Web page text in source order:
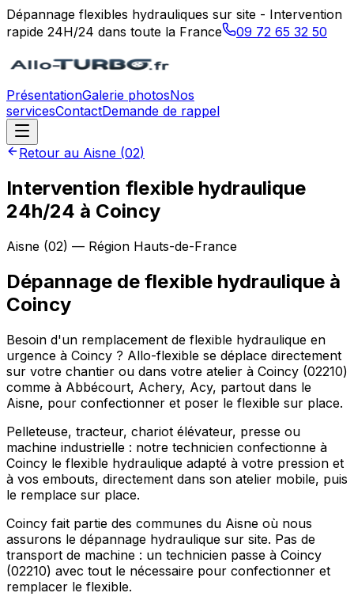
Dépannage flexibles hydrauliques sur site - Intervention
rapide 24H/24 dans toute la France
09 72 65 32 50
PrésentationGalerie photosNos
servicesContactDemande de rappel
Retour au Aisne (02)
Intervention flexible hydraulique
24h/24 à Coincy
Aisne (02) — Région Hauts-de-France
Dépannage de flexible hydraulique à
Coincy
Besoin d'un remplacement de flexible hydraulique en
urgence à Coincy ? Allo-flexible se déplace directement
sur votre chantier ou dans votre atelier à Coincy (02210)
comme à Abbécourt, Achery, Acy, partout dans le
Aisne, pour confectionner et poser le flexible sur place.
Pelleteuse, tracteur, chariot élévateur, presse ou
machine industrielle : notre technicien confectionne à
Coincy le flexible hydraulique adapté à votre pression et
à vos embouts, directement dans son atelier mobile, puis
le remplace sur place.
Coincy fait partie des communes du Aisne où nous
assurons le dépannage hydraulique sur site. Pas de
transport de machine : un technicien passe à Coincy
(02210) avec tout le nécessaire pour confectionner et
remplacer le flexible.